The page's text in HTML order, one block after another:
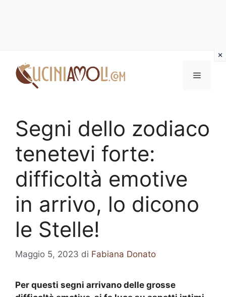
contenuto
Menu
Segni dello zodiaco
tenetevi forte:
difficoltà emotive
in arrivo, lo dicono
le Stelle!
Maggio 5, 2023 di Fabiana Donato
Per questi segni arrivano delle grosse